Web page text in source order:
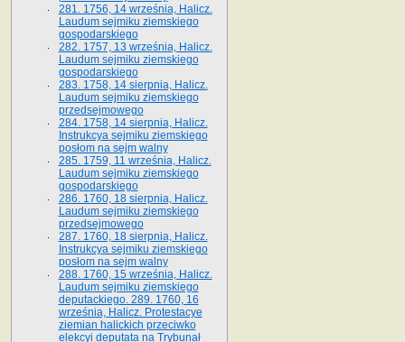
281. 1756, 14 września, Halicz.
Laudum sejmiku ziemskiego
gospodarskiego
282. 1757, 13 września, Halicz.
Laudum sejmiku ziemskiego
gospodarskiego
283. 1758, 14 sierpnia, Halicz.
Laudum sejmiku ziemskiego
przedsejmowego
284. 1758, 14 sierpnia, Halicz.
Instrukcya sejmiku ziemskiego
posłom na sejm walny
285. 1759, 11 września, Halicz.
Laudum sejmiku ziemskiego
gospodarskiego
286. 1760, 18 sierpnia, Halicz.
Laudum sejmiku ziemskiego
przedsejmowego
287. 1760, 18 sierpnia, Halicz.
Instrukcya sejmiku ziemskiego
posłom na sejm walny
288. 1760, 15 września, Halicz.
Laudum sejmiku ziemskiego
deputackiego. 289. 1760, 16
września, Halicz. Protestacye
ziemian halickich przeciwko
elekcyi deputata na Trybunał